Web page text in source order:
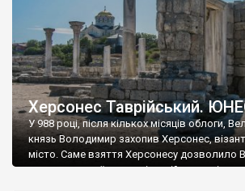
Херсонес Таврійський.
У 988 році, після кількох місяців облоги,
князь Володимир захопив Херсонес,
місто. Саме взяття Херсонесу дозволило
диктувати свої умови візантійському